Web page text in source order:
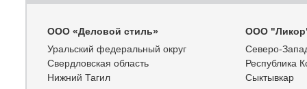
ООО «Деловой стиль»
Уральский федеральный округ
Свердловская область
Нижний Тагил
ООО
Северо-
Республика
Сыктывкар